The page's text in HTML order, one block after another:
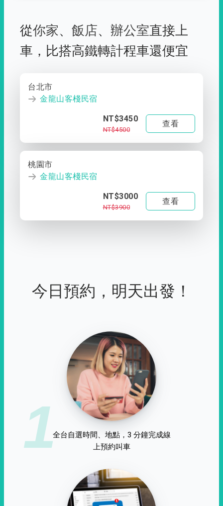
從你家、 飯店、 辦公室直接上
車， 比搭高鐵轉計程車還便宜
台北市
金龍山客棧民宿
NT$3450
NT$4500
查看
桃園市
金龍山客棧民宿
NT$3000
NT$3900
查看
今日預約，明天出發！
1全台自選時間、地點，3 分鐘完成線
上預約叫車